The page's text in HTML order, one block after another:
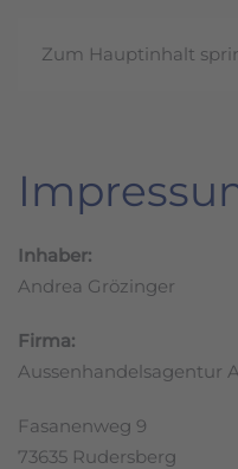
Zum Hauptinhalt
Inhaber:
Andrea Grözinger
Firma:
Aussenhandelsagentur
Fasanenweg 9
73635 Rudersberg